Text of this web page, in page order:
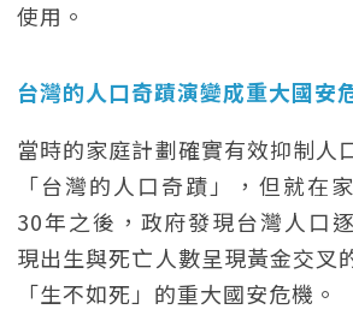
使用。
台灣的人口奇蹟演變成重大國安
當時的家庭計劃確實有效抑制人
「台灣的人口奇蹟」，但就在
30年之後，政府發現台灣人口
現出生與死亡人數呈現黃金交叉
「生不如死」的重大國安危機。